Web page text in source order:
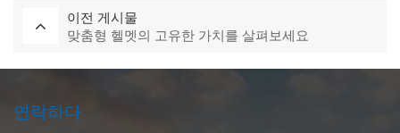
이전 게시물
맞춤형 헬멧의 고유한 가치를 살펴보세요
연락하다